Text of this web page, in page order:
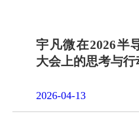
宇凡微在2026半
大会上的思考与行
2026-04-13